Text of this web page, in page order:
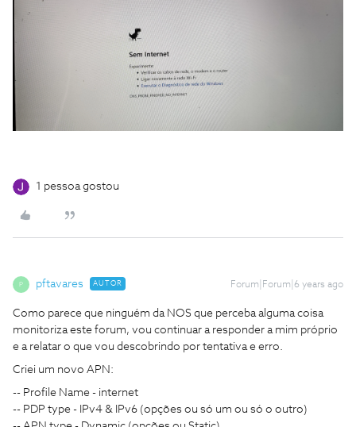
1 pessoa gostou
P pftavares AUTOR Forum|Forum|6 years ago
Como parece que ninguém da NOS que perceba alguma coisa
monitoriza este forum, vou continuar a responder a mim próprio
e a relatar o que vou descobrindo por tentativa e erro.
Criei um novo APN:
-- Profile Name - internet
-- PDP type - IPv4 & IPv6 (opções ou só um ou só o outro)